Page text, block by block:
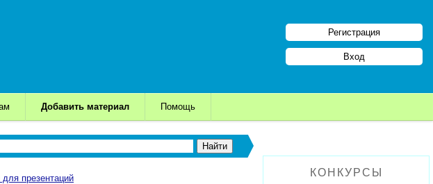
Регистрация
Вход
Добавить материал Помощь
презентаций КОНКУРСЫ